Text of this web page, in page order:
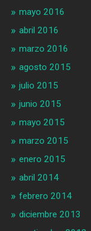
mayo 2016
abril 2016
marzo 2016
agosto 2015
julio 2015
junio 2015
mayo 2015
marzo 2015
enero 2015
abril 2014
febrero 2014
diciembre 2013